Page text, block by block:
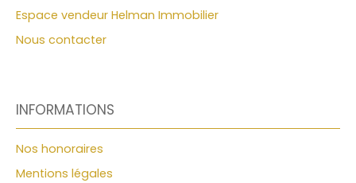
Espace vendeur Helman Immobilier
Nous contacter
INFORMATIONS
Nos honoraires
Mentions légales